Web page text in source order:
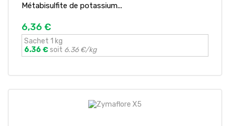
Métabisulfite de potassium...
6,36 €
Sachet 1 kg
6.36 €soit 6.36 €/kg